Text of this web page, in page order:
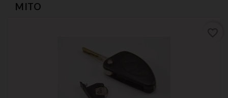
MITO